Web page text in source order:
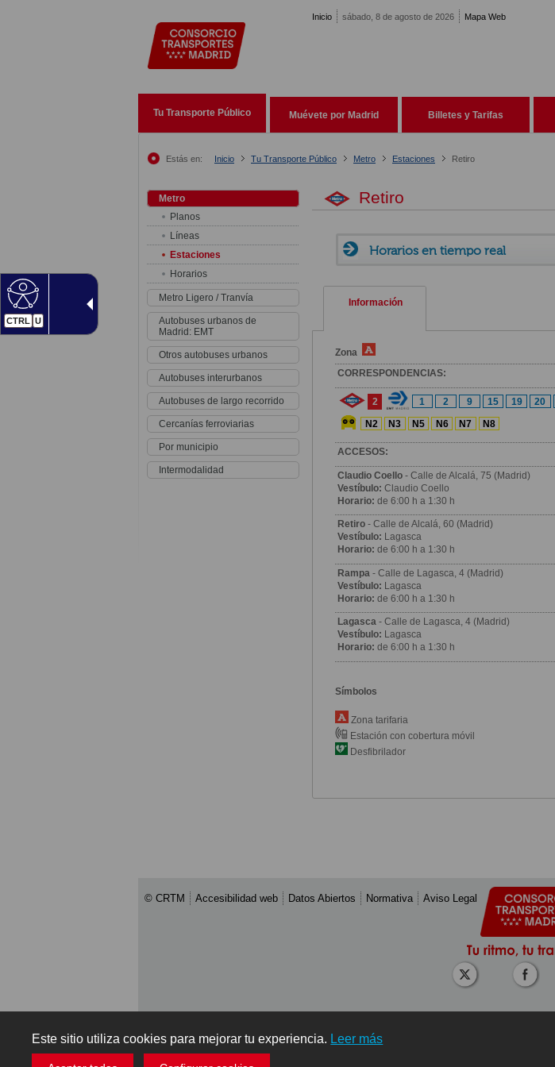
CTRL U
Este sitio utiliza cookies para mejorar tu experiencia. Leer más
Inicio sábado, 8 de agosto de 2026 Mapa Web
Tu Transporte Público Muévete por Madrid Billetes y Tarifas
Estás en: Inicio Tu Transporte Público Metro Estaciones Retiro
Metro
Planos
Líneas
Estaciones
Horarios
Metro Ligero / Tranvía
Autobuses urbanos de
Madrid: EMT
Otros autobuses urbanos
Autobuses interurbanos
Autobuses de largo recorrido
Cercanías ferroviarias
Por municipio
Intermodalidad
Retiro
Horarios en tiempo real
Información
Zona
CORRESPONDENCIAS:
2 1 2 9 15 19 20
N2
N3 N5 N6 N7 N8
ACCESOS:
Claudio Coello - Calle de Alcalá, 75 (Madrid)
Vestíbulo: Claudio Coello
Horario: de 6:00 h a 1:30 h
Retiro - Calle de Alcalá, 60 (Madrid)
Vestíbulo: Lagasca
Horario: de 6:00 h a 1:30 h
Rampa - Calle de Lagasca, 4 (Madrid)
Vestíbulo: Lagasca
Horario: de 6:00 h a 1:30 h
Lagasca - Calle de Lagasca, 4 (Madrid)
Vestíbulo: Lagasca
Horario: de 6:00 h a 1:30 h
Símbolos
Zona tarifaria
Estación con cobertura móvil
Desfibrilador
© CRTM Accesibilidad web Datos Abiertos Normativa Aviso Legal